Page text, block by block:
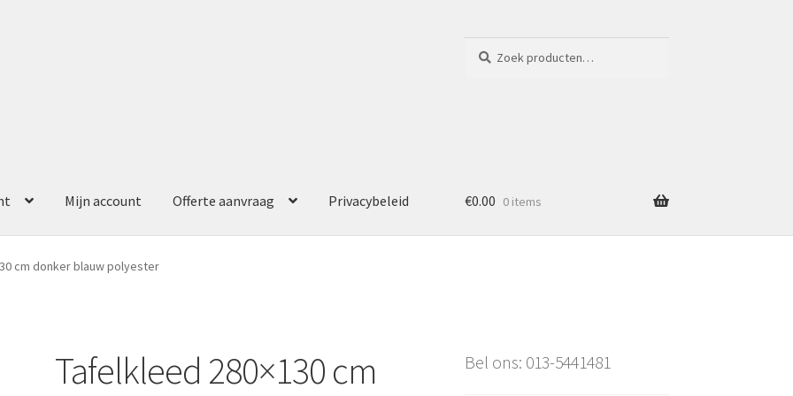
naar:
Mijn account Offerte aanvraag Privacybeleid
Offerte aanvraag Privacybeleid
€0.00 0 items
cm donker blauw polyester
Tafelkleed 280×130 cm
Bel ons: 013-5441481